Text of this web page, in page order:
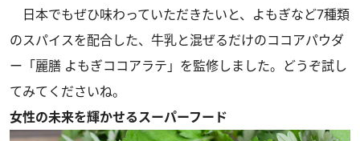
日本でもぜひ味わっていただきたいと、よもぎなど7種類
のスパイスを配合した、牛乳と混ぜるだけのココアパウダ
ー「麗膳 よもぎココアラテ」を監修しました。どうぞ試し
てみてくださいね。
女性の未来を輝かせるスーパーフード